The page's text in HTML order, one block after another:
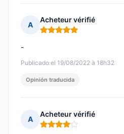
A
Acheteur vérifié
Nota: 5 de 5
Publicado el 19/08/2022 à 18h32
-
Opinión traducida
A
Acheteur vérifié
Nota: 4 de 5